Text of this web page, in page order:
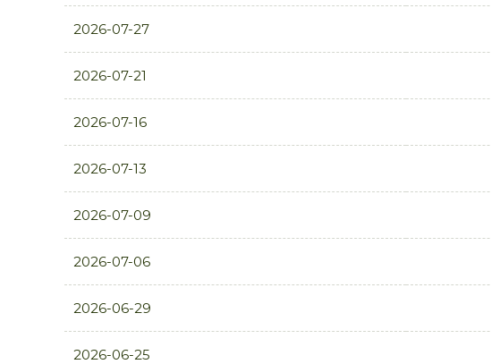
2026-07-27
2026-07-21
2026-07-16
2026-07-13
2026-07-09
2026-07-06
2026-06-29
2026-06-25